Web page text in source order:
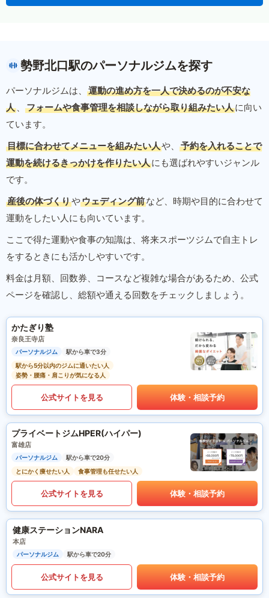
勢野北口駅のパーソナルジムを探す
パーソナルジムは、
運動の進め方を一人で決めるのが不安な
人 、 フォームや食事管理を相談しながら取り組みたい人に向い
ています。
目標に合わせてメニューを組みたい人や、
予約を入れることで
運動を続けるきっかけを作りたい人にも選ばれやすいジャンル
です。
産後の体づくりやウェディング前など、時期や目的に合わせて
運動をしたい人にも向いています。
ここで得た運動や食事の知識は、将来スポーツジムで自主トレ
をするときにも活かしやすいです。
料金は月額、回数券、コースなど複雑な場合があるため、公式
ページを確認し、総額や通える回数をチェックしましょう。
かたぎり塾
奈良王寺店
パーソナルジム
駅から車で3分
駅から5分以内のジムに通いたい人
姿勢・腰痛・肩こりが気になる人
公式サイトを見る 体験・相談予約
プライベートジムHPER(ハイパー)
富雄店
パーソナルジム
駅から車で20分
とにかく痩せたい人
食事管理も任せたい人
公式サイトを見る 体験・相談予約
健康ステーションNARA
本店
パーソナルジム 駅から車で20分
公式サイトを見る 体験・相談予約